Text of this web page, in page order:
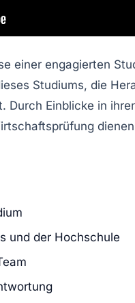
einer engagierten
Studiums, die
Durch Einblicke in
und der Hochschule